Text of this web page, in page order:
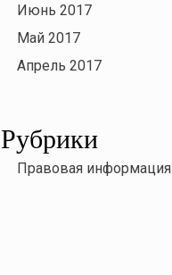
Июнь 2017
Май 2017
Апрель 2017
Рубрики
Правовая информация